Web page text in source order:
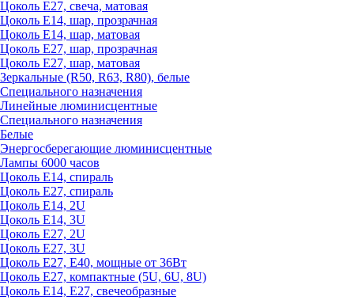
Цоколь Е27, свеча, матовая
Цоколь Е14, шар, прозрачная
Цоколь Е14, шар, матовая
Цоколь Е27, шар, прозрачная
Цоколь Е27, шар, матовая
Зеркальные (R50, R63, R80), белые
Специального назначения
Линейные люминисцентные
Специального назначения
Белые
Энергосберегающие люминисцентные
Лампы 6000 часов
Цоколь Е14, спираль
Цоколь Е27, спираль
Цоколь Е14, 2U
Цоколь Е14, 3U
Цоколь Е27, 2U
Цоколь Е27, 3U
Цоколь Е27, Е40, мощные от 36Вт
Цоколь Е27, компактные (5U, 6U, 8U)
Цоколь Е14, Е27, свечеобразные